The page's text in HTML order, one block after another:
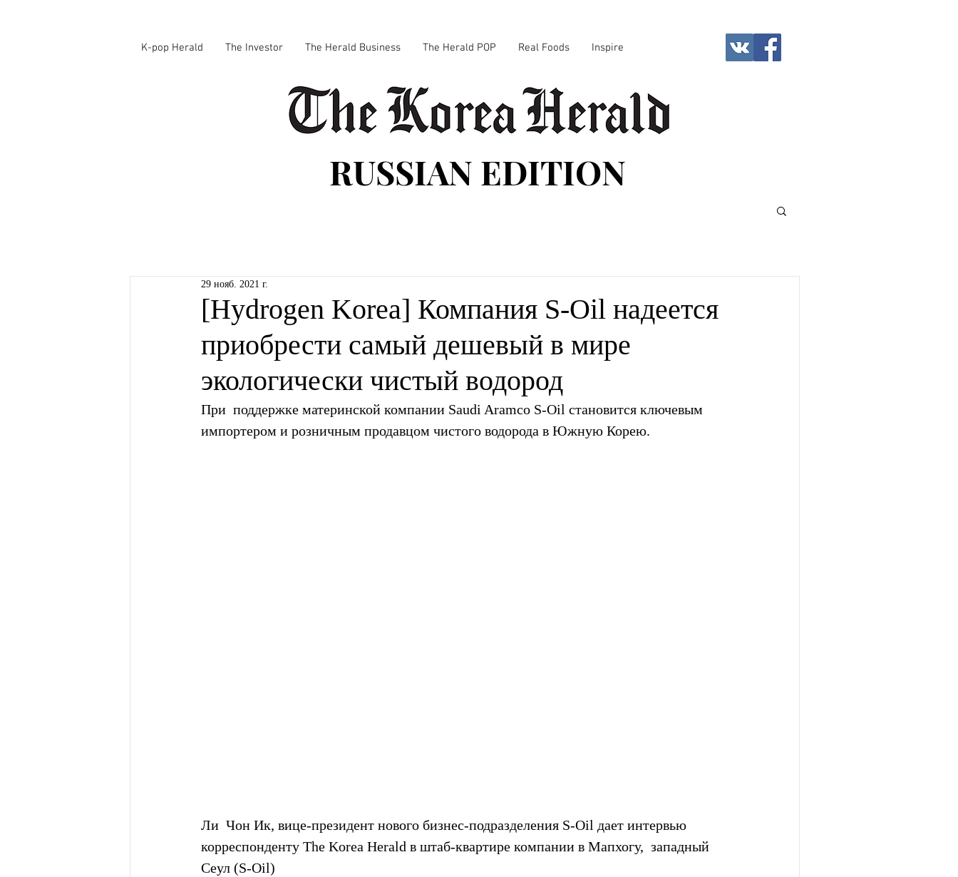
K-pop Herald The Investor The Herald Business The Herald POP Real Foods Inspire
RUSSIAN EDITION
[Hydrogen Korea] Компания S-Oil надеется
приобрести самый дешевый в мире
экологически чистый водород
29 нояб. 2021 г.
При  поддержке материнской компании Saudi Aramco S-Oil становится ключевым
импортером и розничным продавцом чистого водорода в Южную Корею.
Ли  Чон Ик, вице-президент нового бизнес-подразделения S-Oil дает интервью
корреспонденту The Korea Herald в штаб-квартире компании в Мапхогу,  западный
Сеул (S-Oil)